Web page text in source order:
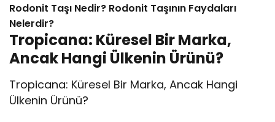
Rodonit Taşı Nedir? Rodonit Taşının Faydaları
Nelerdir?
Tropicana: Küresel Bir Marka,
Ancak Hangi Ülkenin Ürünü?
Tropicana: Küresel Bir Marka, Ancak Hangi
Ülkenin Ürünü?